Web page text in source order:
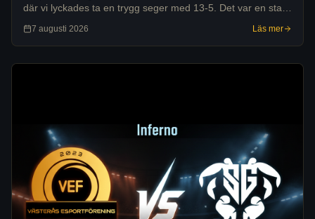
där vi lyckades ta en trygg seger med 13-5. Det var en stabil
7 augusti 2026 Läs mer